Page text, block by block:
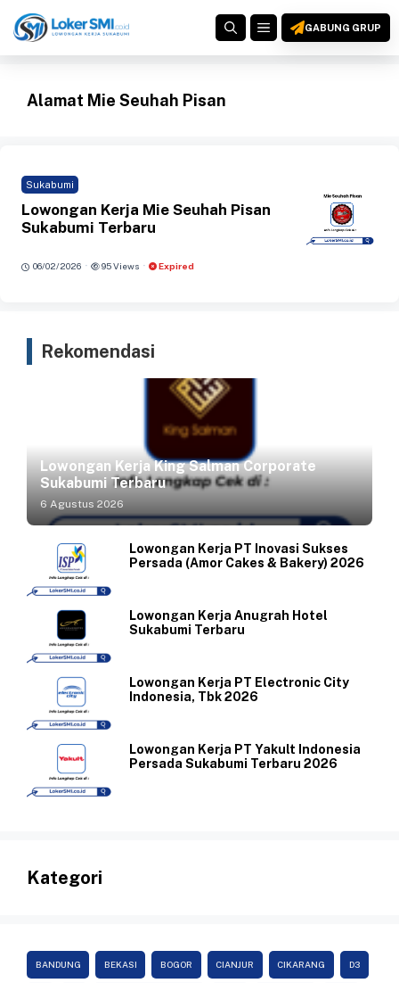
ke
MENUGABUNG GRUP
Alamat Mie Seuhah Pisan
Sukabumi
Lowongan Kerja Mie Seuhah Pisan
Sukabumi Terbaru
06/02/2026 · 95 Views · Expired
Rekomendasi
Lowongan Kerja King Salman Corporate
Sukabumi Terbaru
6 Agustus 2026
Lowongan Kerja PT Inovasi Sukses
Persada (Amor Cakes & Bakery) 2026
Lowongan Kerja Anugrah Hotel
Sukabumi Terbaru
Lowongan Kerja PT Electronic City
Indonesia, Tbk 2026
Lowongan Kerja PT Yakult Indonesia
Persada Sukabumi Terbaru 2026
Kategori
BANDUNG BEKASI BOGOR CIANJUR CIKARANG D3